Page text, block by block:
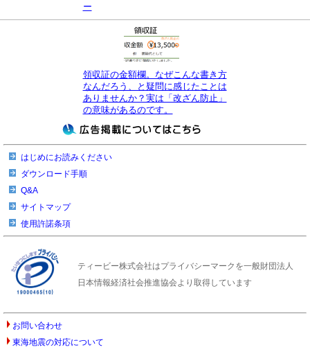
ー
領収証の金額欄。なぜこんな書き方
なんだろう、と疑問に感じたことは
ありませんか？実は「改ざん防止」
の意味があるのです。
はじめにお読みください
ダウンロード手順
Q&A
サイトマップ
使用許諾条項
ティービー株式会社はプライバシーマークを一般財団法人
日本情報経済社会推進協会より取得しています
お問い合わせ
東海地震の対応について